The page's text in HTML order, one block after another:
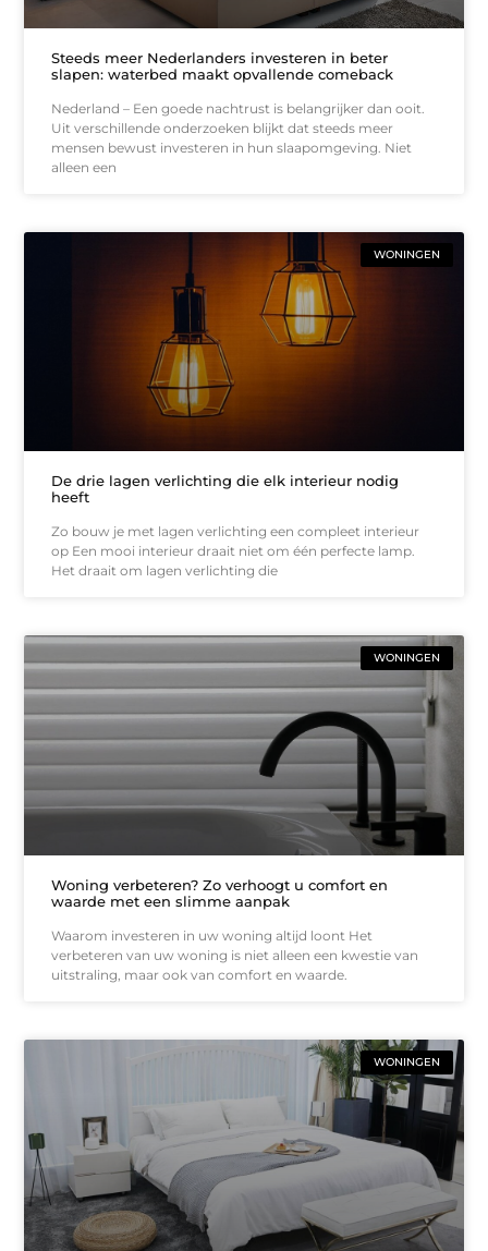
Steeds meer Nederlanders investeren in beter
slapen: waterbed maakt opvallende comeback
Nederland – Een goede nachtrust is belangrijker dan ooit.
Uit verschillende onderzoeken blijkt dat steeds meer
mensen bewust investeren in hun slaapomgeving. Niet
alleen een
WONINGEN
De drie lagen verlichting die elk interieur nodig
heeft
Zo bouw je met lagen verlichting een compleet interieur
op Een mooi interieur draait niet om één perfecte lamp.
Het draait om lagen verlichting die
WONINGEN
Woning verbeteren? Zo verhoogt u comfort en
waarde met een slimme aanpak
Waarom investeren in uw woning altijd loont Het
verbeteren van uw woning is niet alleen een kwestie van
uitstraling, maar ook van comfort en waarde.
WONINGEN